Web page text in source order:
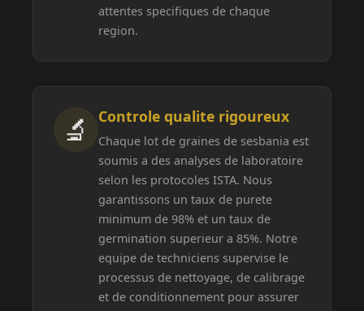
attentes specifiques de chaque
region.
🔬 Controle qualite rigoureux
Chaque lot de graines de sesbania est
soumis a des analyses de laboratoire
selon les protocoles ISTA. Nous
garantissons un taux de purete
minimum de 98% et un taux de
germination superieur a 85%. Notre
equipe de techniciens supervise le
processus de nettoyage, de calibrage
et de conditionnement pour assurer